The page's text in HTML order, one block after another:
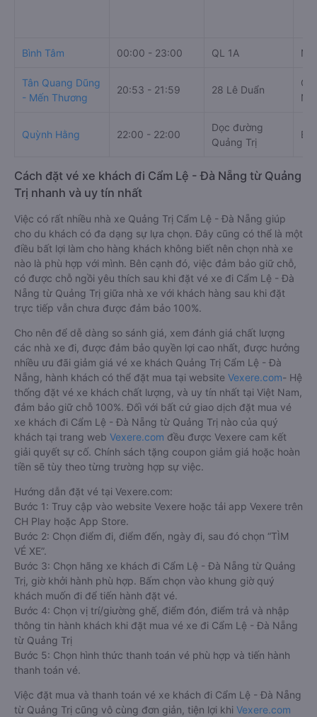
Bình Tâm 00:00 - 23:00 QL 1A
Tân Quang Dũng
- Mến Thương
20:53 - 21:59 28 Lê Duẩn
Quỳnh Hằng 22:00 - 22:00
Dọc đường
Quảng Trị
Cách đặt vé xe khách đi Cẩm Lệ - Đà Nẵng từ Quảng
Trị nhanh và uy tín nhất
Việc có rất nhiều nhà xe Quảng Trị Cẩm Lệ - Đà Nẵng giúp
cho du khách có đa dạng sự lựa chọn. Đây cũng có thể là một
điều bất lợi làm cho hàng khách không biết nên chọn nhà xe
nào là phù hợp với mình. Bên cạnh đó, việc đảm bảo giữ chỗ,
có được chỗ ngồi yêu thích sau khi đặt vé xe đi Cẩm Lệ - Đà
Nẵng từ Quảng Trị giữa nhà xe với khách hàng sau khi đặt
trực tiếp vẫn chưa được đảm bảo 100%.
Cho nên để dễ dàng so sánh giá, xem đánh giá chất lượng
các nhà xe đi, được đảm bảo quyền lợi cao nhất, được hưởng
nhiều ưu đãi giảm giá vé xe khách Quảng Trị Cẩm Lệ - Đà
Nẵng, hành khách có thể đặt mua tại website Vexere.com- Hệ
thống đặt vé xe khách chất lượng, và uy tín nhất tại Việt Nam,
đảm bảo giữ chỗ 100%. Đối với bất cứ giao dịch đặt mua vé
xe khách đi Cẩm Lệ - Đà Nẵng từ Quảng Trị nào của quý
khách tại trang web Vexere.com đều được Vexere cam kết
giải quyết sự cố. Chính sách tặng coupon giảm giá hoặc hoàn
tiền sẽ tùy theo từng trường hợp sự việc.
Hướng dẫn đặt vé tại Vexere.com:
Bước 1: Truy cập vào website Vexere hoặc tải app Vexere trên
CH Play hoặc App Store.
Bước 2: Chọn điểm đi, điểm đến, ngày đi, sau đó chọn “TÌM
VÉ XE”.
Bước 3: Chọn hãng xe khách đi Cẩm Lệ - Đà Nẵng từ Quảng
Trị, giờ khởi hành phù hợp. Bấm chọn vào khung giờ quý
khách muốn đi để tiến hành đặt vé.
Bước 4: Chọn vị trí/giường ghế, điểm đón, điểm trả và nhập
thông tin hành khách khi đặt mua vé xe đi Cẩm Lệ - Đà Nẵng
từ Quảng Trị
Bước 5: Chọn hình thức thanh toán vé phù hợp và tiến hành
thanh toán vé.
Việc đặt mua và thanh toán vé xe khách đi Cẩm Lệ - Đà Nẵng
từ Quảng Trị cũng vô cùng đơn giản, tiện lợi khi Vexere.com